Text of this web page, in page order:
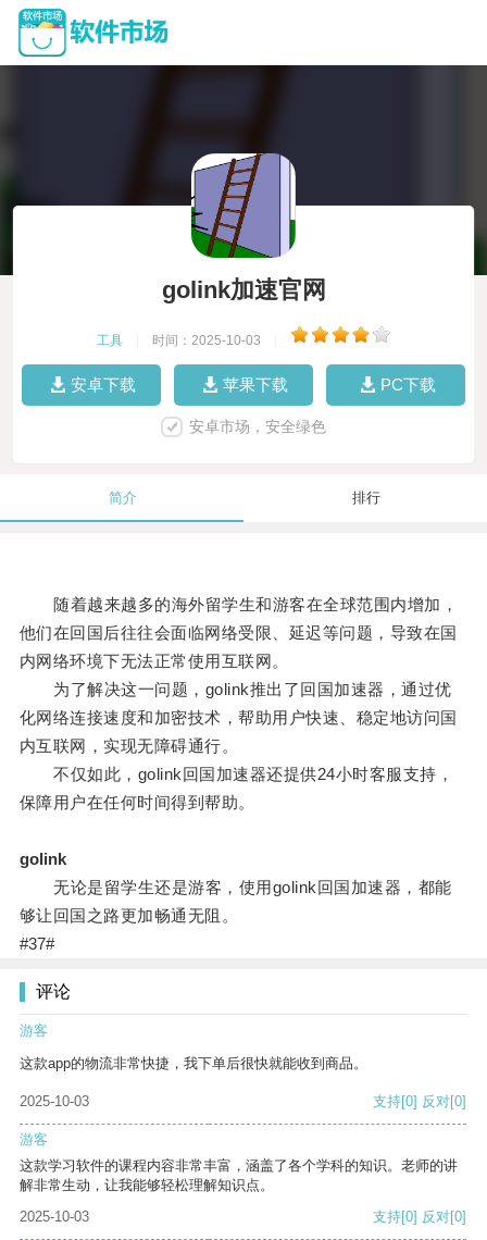
golink加速官网
工具 时间：2025-10-03
安卓下载 苹果下载 PC下载
安卓市场，安全绿色
简介 排行
随着越来越多的海外留学生和游客在全球范围内增加，
他们在回国后往往会面临网络受限、延迟等问题，导致在国
内网络环境下无法正常使用互联网。
为了解决这一问题，golink推出了回国加速器，通过优
化网络连接速度和加密技术，帮助用户快速、稳定地访问国
内互联网，实现无障碍通行。
不仅如此，golink回国加速器还提供24小时客服支持，
保障用户在任何时间得到帮助。
golink
无论是留学生还是游客，使用golink回国加速器，都能
够让回国之路更加畅通无阻。
#37#
评论
游客
这款app的物流非常快捷，我下单后很快就能收到商品。
2025-10-03 支持[0] 反对[0]
游客
这款学习软件的课程内容非常丰富，涵盖了各个学科的知识。老师的讲
解非常生动，让我能够轻松理解知识点。
2025-10-03
支持[0] 反对[0]